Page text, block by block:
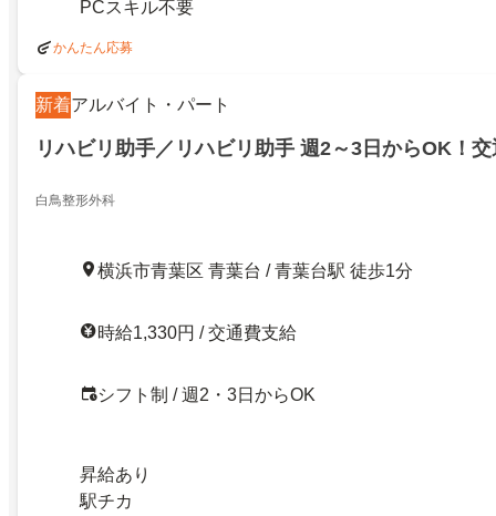
PCスキル不要
かんたん応募
新着アルバイト・パート
リハビリ助手／リハビリ助手 週2～3日からOK！
白鳥整形外科
横浜市青葉区 青葉台 / 青葉台駅 徒歩1分
時給1,330円 / 交通費支給
シフト制 / 週2・3日からOK
昇給あり
駅チカ